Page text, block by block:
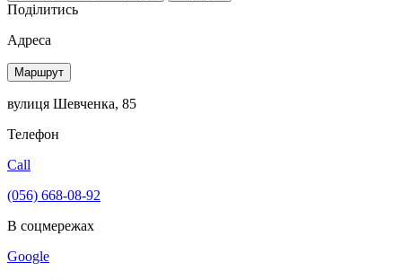
Поділитись
Адреса
Маршрут
вулиця Шевченка, 85
Телефон
Call
(056) 668-08-92
В соцмережах
Google